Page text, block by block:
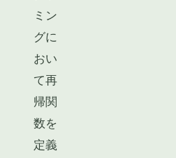
ミン
グに
おい
て再
帰関
数を
定義